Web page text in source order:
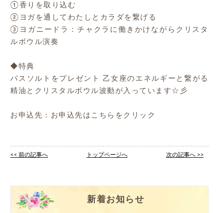
①香りを取り込む
②ヨガを通してわたしとカラダを繋げる
③ヨガニードラ：チャクラに働きかけながらクリスタ
ルボウル演奏
◆特典
バスソルトをプレゼント 乙女座のエネルギーと繋がる
精油とクリスタルボウル波動が入っています☆彡
お申込先： お申込先はこちらをクリック
<< 前の記事へ トップページへ 次の記事へ >>
新着お知らせ